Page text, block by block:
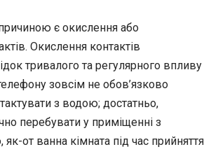
є окислення або
Окислення контактів
тривалого та регулярного впливу
зовсім не обов’язково
з водою; достатньо,
перебувати у приміщенні з
от ванна кімната під час прийняття